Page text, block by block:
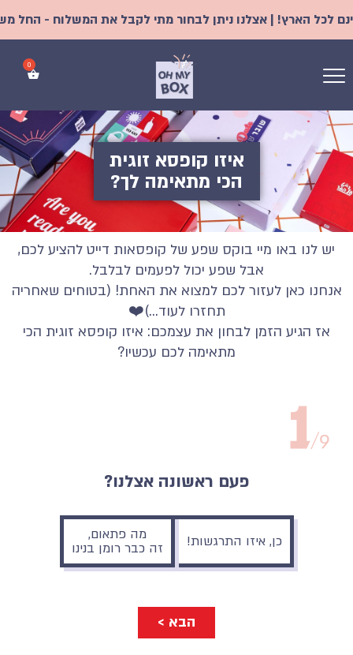
לכל הארץ! | אצלנו ניתן לבחור מתי לקבל את המשלוח - החל
איזו קופסא זוגית
הכי מתאימה לך?
יש לנו באו מיי בוקס שפע של קופסאות דייט להציע לכם,
אבל שפע יכול לפעמים לבלבל.
אנחנו כאן לעזור לכם למצוא את האחת! (בטוחים שאחריה
תחזרו לעוד…)❤️
אז הגיע הזמן לבחון את עצמכם: איזו קופסא זוגית הכי
מתאימה לכם עכשיו?
פעם ראשונה אצלנו?
כן, איזו התרגשות!
מה פתאום,
זה כבר רומן בנינו
הבא >